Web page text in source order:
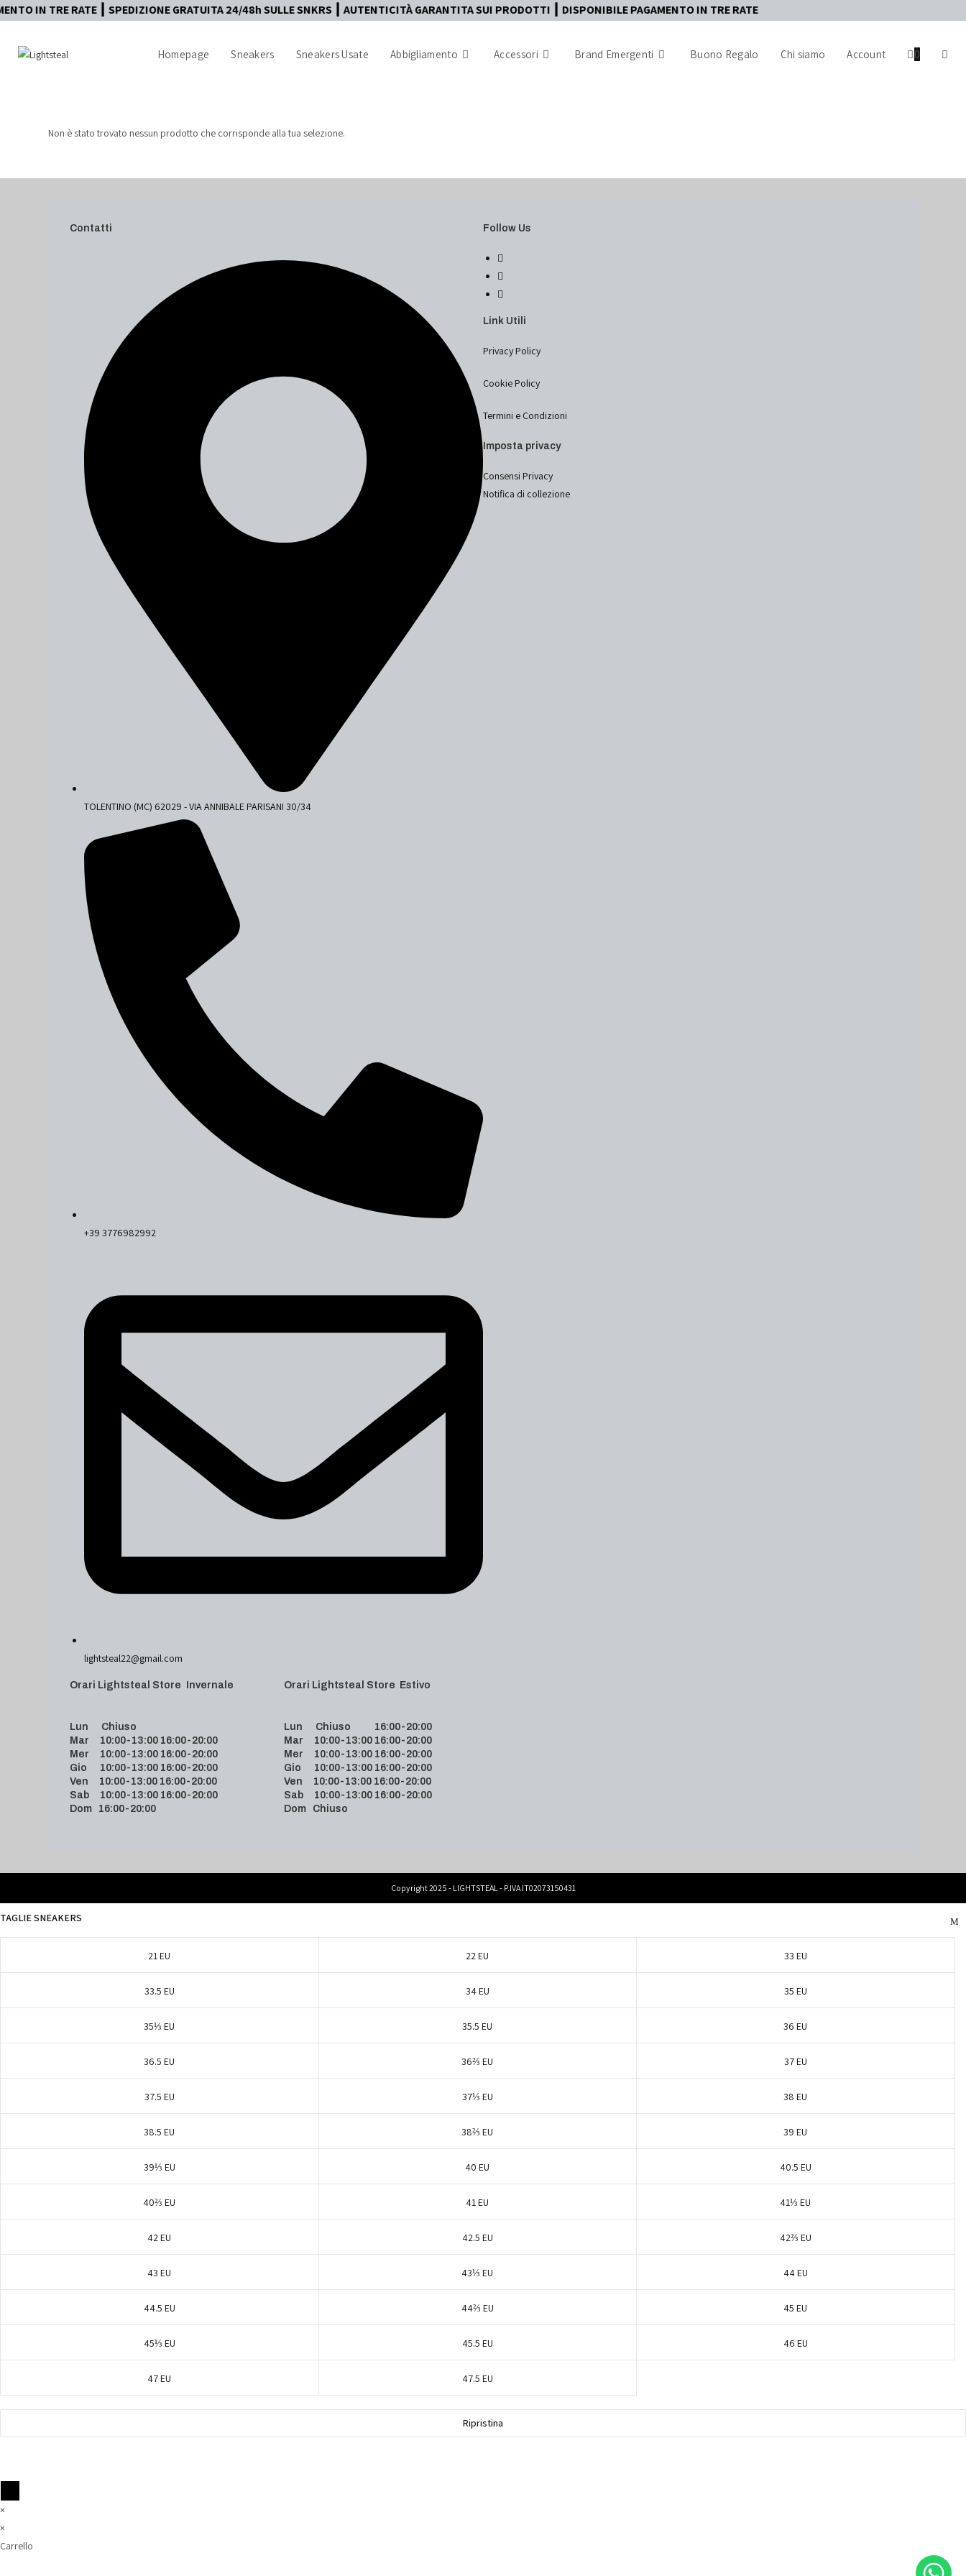
┃ SPEDIZIONE GRATUITA 24/48h SULLE SNKRS ┃ AUTENTICITÀ GARANTITA SUI PRODOTTI ┃ DISPONIBILE PAGAMENTO IN TRE RATE
Homepage Sneakers Sneakers Usate Abbigliamento Accessori Brand Emergenti Buono Regalo Chi siamo Account 0
Non è stato trovato nessun prodotto che corrisponde alla tua selezione.
Contatti
TOLENTINO (MC) 62029 - VIA ANNIBALE PARISANI 30/34
+39 3776982992
lightsteal22@gmail.com
Orari Lightsteal Store Invernale
Lun Chiuso
Mar 10:00-13:00 16:00-20:00
Mer 10:00-13:00 16:00-20:00
Gio 10:00-13:00 16:00-20:00
Ven 10:00-13:00 16:00-20:00
Sab 10:00-13:00 16:00-20:00
Dom 16:00-20:00
Orari Lightsteal Store Estivo
Lun Chiuso 16:00-20:00
Mar 10:00-13:00 16:00-20:00
Mer 10:00-13:00 16:00-20:00
Gio 10:00-13:00 16:00-20:00
Ven 10:00-13:00 16:00-20:00
Sab 10:00-13:00 16:00-20:00
Dom Chiuso
Follow Us
Link Utili
Privacy Policy
Cookie Policy
Termini e Condizioni
Imposta privacy
Consensi Privacy
Notifica di collezione
Copyright 2025 - LIGHTSTEAL - P.IVA IT02073150431
TAGLIE SNEAKERS
21 EU 22 EU 33 EU
33.5 EU 34 EU 35 EU
35⅓ EU 35.5 EU 36 EU
36.5 EU 36⅔ EU 37 EU
37.5 EU 37⅓ EU 38 EU
38.5 EU 38⅔ EU 39 EU
39⅓ EU 40 EU 40.5 EU
40⅔ EU 41 EU 41⅓ EU
42 EU 42.5 EU 42⅔ EU
43 EU 43⅓ EU 44 EU
44.5 EU 44⅔ EU 45 EU
45⅓ EU 45.5 EU 46 EU
47 EU 47.5 EU
Ripristina
×
×
Carrello